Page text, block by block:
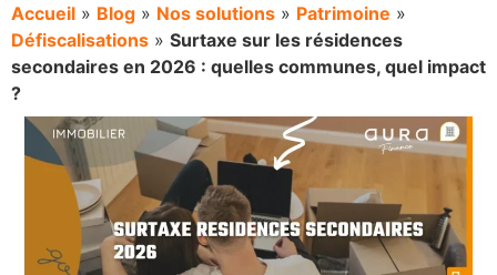
Accueil » Blog » Nos solutions » Patrimoine »
Défiscalisations » Surtaxe sur les résidences
secondaires en 2026 : quelles communes, quel impact
?